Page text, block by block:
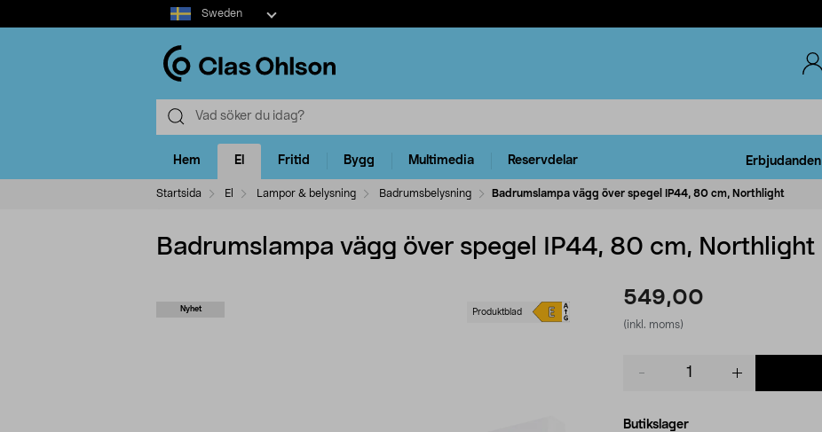
Select
market
Sweden
Hem El Fritid Bygg Multimedia Reservdelar Erbjudanden
Startsida El Lampor & belysning Badrumsbelysning Badrumslampa vägg över spegel IP44, 80 cm, Northlight
Badrumslampa vägg över spegel IP44, 80 cm, Northlight
Produktblad
Nyhet
549,00
(inkl. moms)
Butikslager